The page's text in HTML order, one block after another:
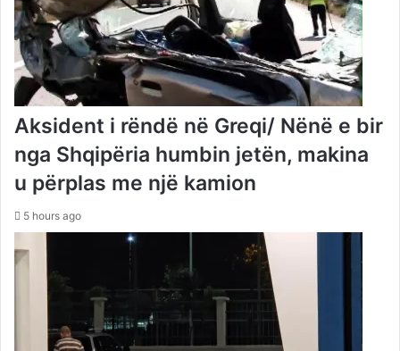
Aksident i rëndë në Greqi/ Nënë e bir
nga Shqipëria humbin jetën, makina
u përplas me një kamion
5 hours ago